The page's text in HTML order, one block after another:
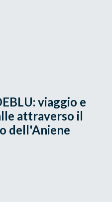
viaggio e
attraverso il
dell'Aniene